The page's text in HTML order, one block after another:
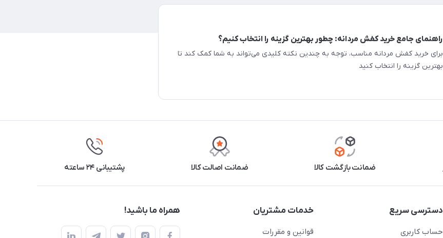
راهنمای جامع خرید کفش مردانه: چطور بهترین گزینه را انتخاب کنیم؟
برای خرید کفش مردانه مناسب، توجه به چندین نکته کلیدی می‌تواند به شما کمک کند تا
بهترین گزینه را انتخاب کنید
ضمانت بازگشت کالا ضمانت اصالت کالا پشتیبانی ۲۴ ساعته
دسترسی سریع
حساب کاربری
خدمات مشتریان
قوانین و مقررات
همراه ما باشید!